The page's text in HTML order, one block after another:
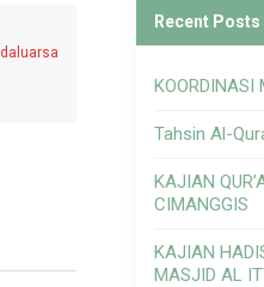
Recent Posts
KOORDINASI
Tahsin Al-
KAJIAN
CIMANGGIS
KAJIAN
MASJID AL